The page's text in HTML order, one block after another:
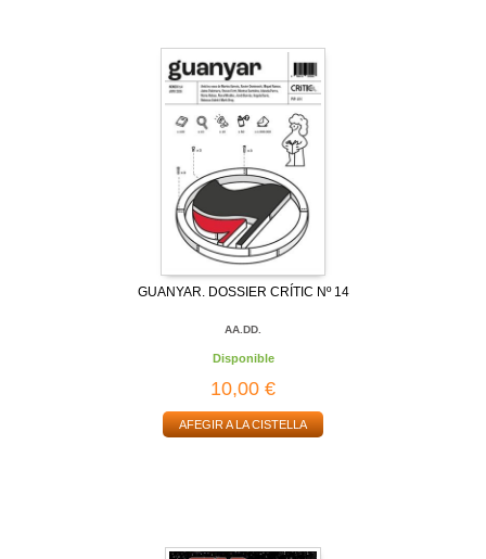
GUANYAR. DOSSIER CRÍTIC Nº 14
AA.DD.
Disponible
10,00 €
AFEGIR A LA CISTELLA